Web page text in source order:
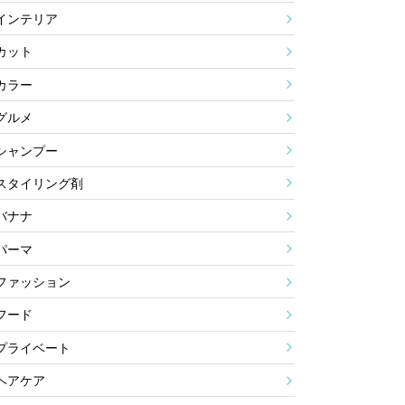
ンテリア
ット
ラー
ルメ
ャンプー
タイリング剤
ナナ
ーマ
ァッション
ード
ライベート
アケア